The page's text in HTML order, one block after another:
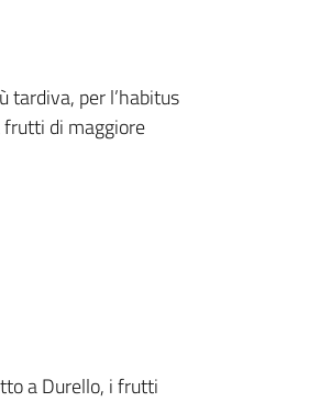
tardiva, per l’habitus
di maggiore
a Durello, i frutti